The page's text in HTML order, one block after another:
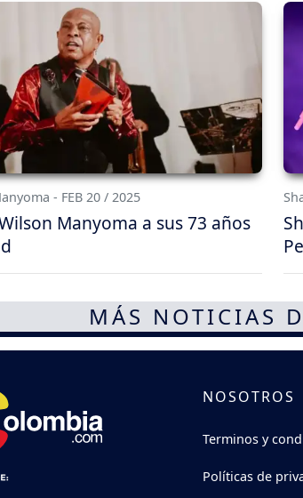
- FEB 20 / 2025
Manyoma a sus 73 años
MÁS NOTICIAS
NOSOTROS
Terminos y
Políticas de